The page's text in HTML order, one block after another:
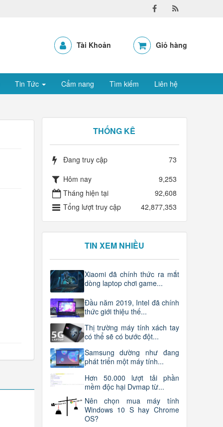
Tài Khoản Giỏ hàng
Tin Tức Cẩm nang Tìm kiếm Liên hệ
THỐNG KÊ
Đang truy cập
73
Hôm nay
9,253
Tháng hiện tại
92,608
Tổng lượt truy cập
42,877,353
TIN XEM NHIỀU
Xiaomi đã chính thức ra mắt
dòng laptop chơi game...
Đầu năm 2019, Intel đã chính
thức giới thiệu thế...
Thị trường máy tính xách tay
có thể sẽ có bước đột...
Samsung dường như đang
phát triển một máy tính...
Hơn 50.000 lượt tải phần
mềm độc hại Dvmap từ...
Nên chọn mua máy tính
Windows 10 S hay Chrome
OS?